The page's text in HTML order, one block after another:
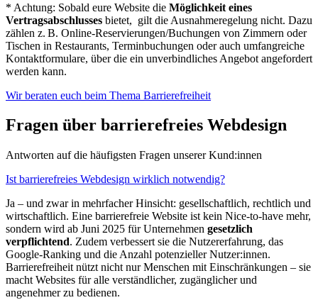
* Achtung: Sobald eure Website die Möglichkeit eines
Vertragsabschlusses bietet, gilt die Ausnahmeregelung nicht. Dazu
zählen z. B. Online-Reservierungen/Buchungen von Zimmern oder
Tischen in Restaurants, Terminbuchungen oder auch umfangreiche
Kontaktformulare, über die ein unverbindliches Angebot angefordert
werden kann.
Wir beraten euch beim Thema Barrierefreiheit
Fragen über barrierefreies Webdesign
Antworten auf die häufigsten Fragen unserer Kund:innen
Ist barrierefreies Webdesign wirklich notwendig?
Ja – und zwar in mehrfacher Hinsicht: gesellschaftlich, rechtlich und
wirtschaftlich. Eine barrierefreie Website ist kein Nice-to-have mehr,
sondern wird ab Juni 2025 für Unternehmen gesetzlich
verpflichtend. Zudem verbessert sie die Nutzererfahrung, das
Google-Ranking und die Anzahl potenzieller Nutzer:innen.
Barrierefreiheit nützt nicht nur Menschen mit Einschränkungen – sie
macht Websites für alle verständlicher, zugänglicher und
angenehmer zu bedienen.